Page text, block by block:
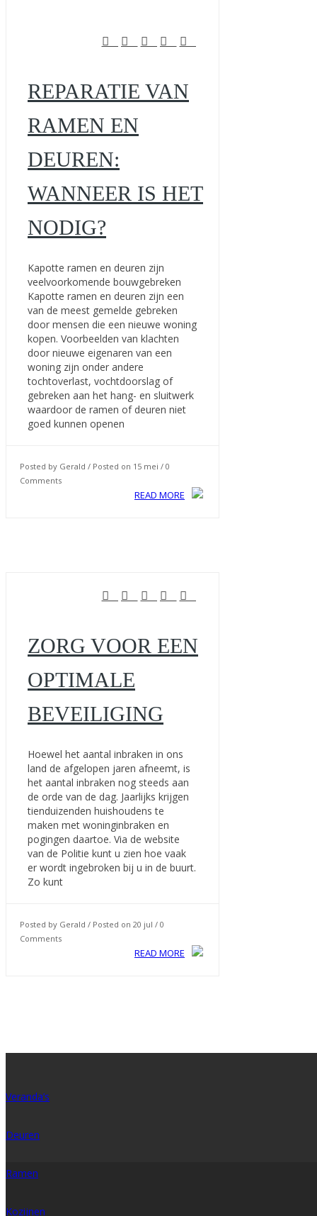
REPARATIE VAN
RAMEN EN
DEUREN:
WANNEER IS HET
NODIG?
Kapotte ramen en deuren zijn
veelvoorkomende bouwgebreken
Kapotte ramen en deuren zijn een
van de meest gemelde gebreken
door mensen die een nieuwe woning
kopen. Voorbeelden van klachten
door nieuwe eigenaren van een
woning zijn onder andere
tochtoverlast, vochtdoorslag of
gebreken aan het hang- en sluitwerk
waardoor de ramen of deuren niet
goed kunnen openen
Posted by Gerald / Posted on 15 mei / 0
Comments
READ MORE
ZORG VOOR EEN
OPTIMALE
BEVEILIGING
Hoewel het aantal inbraken in ons
land de afgelopen jaren afneemt, is
het aantal inbraken nog steeds aan
de orde van de dag. Jaarlijks krijgen
tienduizenden huishoudens te
maken met woninginbraken en
pogingen daartoe. Via de website
van de Politie kunt u zien hoe vaak
er wordt ingebroken bij u in de buurt.
Zo kunt
Posted by Gerald / Posted on 20 jul / 0
Comments
READ MORE
Veranda’s
Deuren
Ramen
Kozijnen